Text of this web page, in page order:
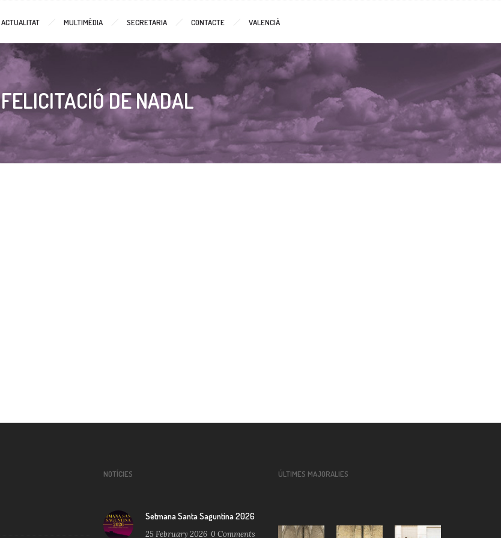
ACTUALITAT MULTIMÈDIA SECRETARIA CONTACTE VALENCIÀ
FELICITACIÓ DE NADAL
NOTÍCIES
Setmana Santa Saguntina 2026
25 February 2026 0 Comments
ÚLTIMES MAJORALIES